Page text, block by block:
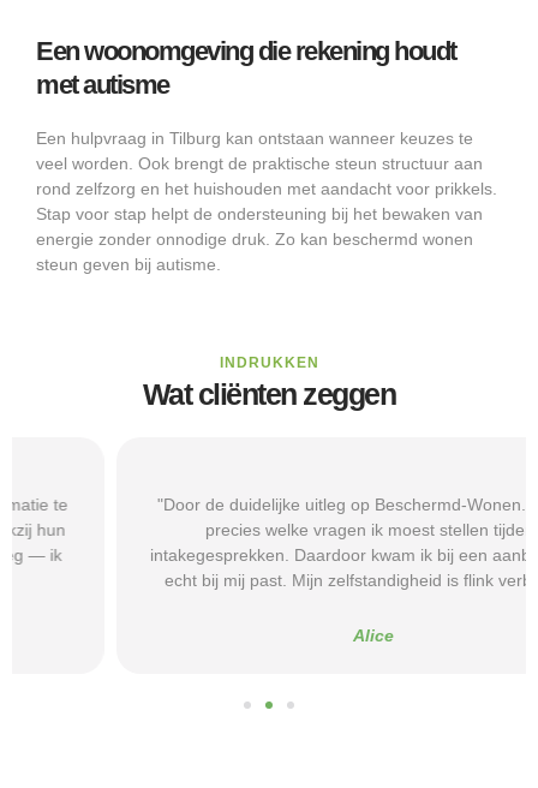
Een woonomgeving die rekening houdt
met autisme
Een hulpvraag in Tilburg kan ontstaan wanneer keuzes te
veel worden. Ook brengt de praktische steun structuur aan
rond zelfzorg en het huishouden met aandacht voor prikkels.
Stap voor stap helpt de ondersteuning bij het bewaken van
energie zonder onnodige druk. Zo kan beschermd wonen
steun geven bij autisme.
INDRUKKEN
Wat cliënten zeggen
"Door de duidelijke uitleg op Beschermd-Wonen.nl wist ik
precies welke vragen ik moest stellen tijdens
intakegesprekken. Daardoor kwam ik bij een aanbieder die
echt bij mij past. Mijn zelfstandigheid is flink verbeterd."